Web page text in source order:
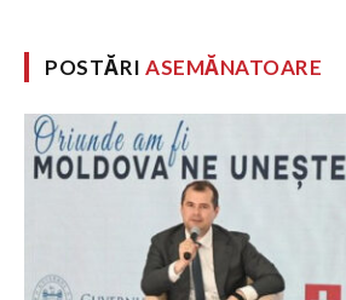
POSTĂRIASEMĂNATOARE